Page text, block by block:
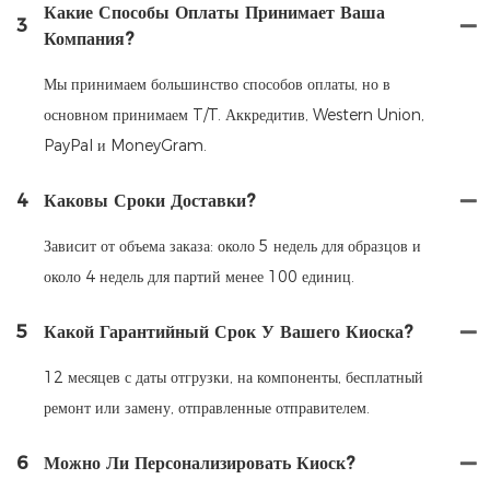
3
Какие Способы Оплаты Принимает Ваша
Компания?
Мы принимаем большинство способов оплаты, но в
основном принимаем T/T. Аккредитив, Western Union,
PayPal и MoneyGram.
4 Каковы Сроки Доставки?
Зависит от объема заказа: около 5 недель для образцов и
около 4 недель для партий менее 100 единиц.
5 Какой Гарантийный Срок У Вашего Киоска?
12 месяцев с даты отгрузки, на компоненты, бесплатный
ремонт или замену, отправленные отправителем.
6 Можно Ли Персонализировать Киоск?